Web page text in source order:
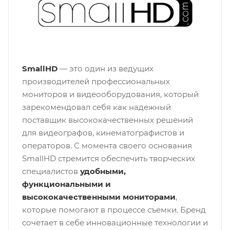
SmallHD— это один из ведущих
производителей профессиональных
мониторов и видеооборудования, который
зарекомендовал себя как надежный
поставщик высококачественных решений
для видеографов, кинематографистов и
операторов. С момента своего основания
SmallHD стремится обеспечить творческих
специалистов удобными,
функциональными и
высококачественными мониторами,
которые помогают в процессе съемки. Бренд
сочетает в себе инновационные технологии и